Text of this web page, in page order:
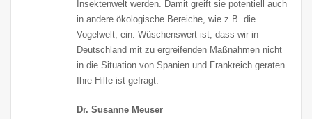
Insektenwelt werden. Damit greift sie potentiell auch
in andere ökologische Bereiche, wie z.B. die
Vogelwelt, ein. Wüschenswert ist, dass wir in
Deutschland mit zu ergreifenden Maßnahmen nicht
in die Situation von Spanien und Frankreich geraten.
Ihre Hilfe ist gefragt.
Dr. Susanne Meuser